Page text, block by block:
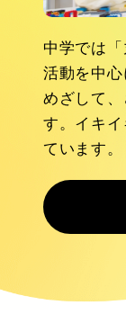
中学では
活動を中
めざして
す。イキ
ています。